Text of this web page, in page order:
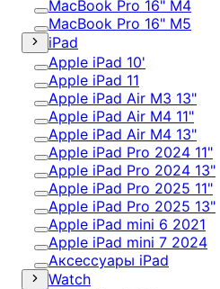
MacBook Pro 16" M4
MacBook Pro 16" M5
iPad
Apple iPad 10'
Apple iPad 11
Apple iPad Air M3 13"
Apple iPad Air M4 11"
Apple iPad Air M4 13"
Apple iPad Pro 2024 11"
Apple iPad Pro 2024 13"
Apple iPad Pro 2025 11"
Apple iPad Pro 2025 13"
Apple iPad mini 6 2021
Apple iPad mini 7 2024
Аксессуары iPad
Watch